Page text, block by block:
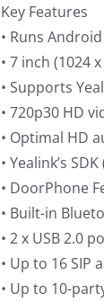
Key Features
• Runs
• 7 inch (1024
• Supports
• 720p30 HD
• Optimal HD
• Yealink’s
• DoorPhone
• Built-in
• 2 x USB 2.0
• Up to 16 SIP
• Up to 10-